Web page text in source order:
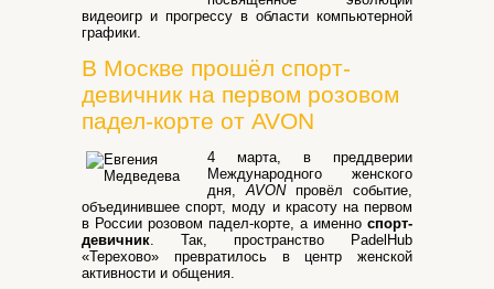
видеоигр и прогрессу в области компьютерной
графики.
В Москве прошёл спорт-
девичник на первом розовом
падел-корте от AVON
4 марта, в преддверии
Международного женского
дня,AVONпровёл событие,
объединившее спорт, моду и красоту на первом
в России розовом падел-корте, а именно спорт-
девичник. Так, пространство PadelHub
«Терехово» превратилось в центр женской
активности и общения.